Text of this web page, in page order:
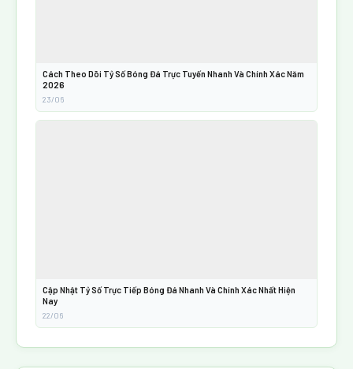
Cách Theo Dõi Tỷ Số Bóng Đá Trực Tuyến Nhanh Và Chính Xác Năm
2026
23/06
Cập Nhật Tỷ Số Trực Tiếp Bóng Đá Nhanh Và Chính Xác Nhất Hiện
Nay
22/06